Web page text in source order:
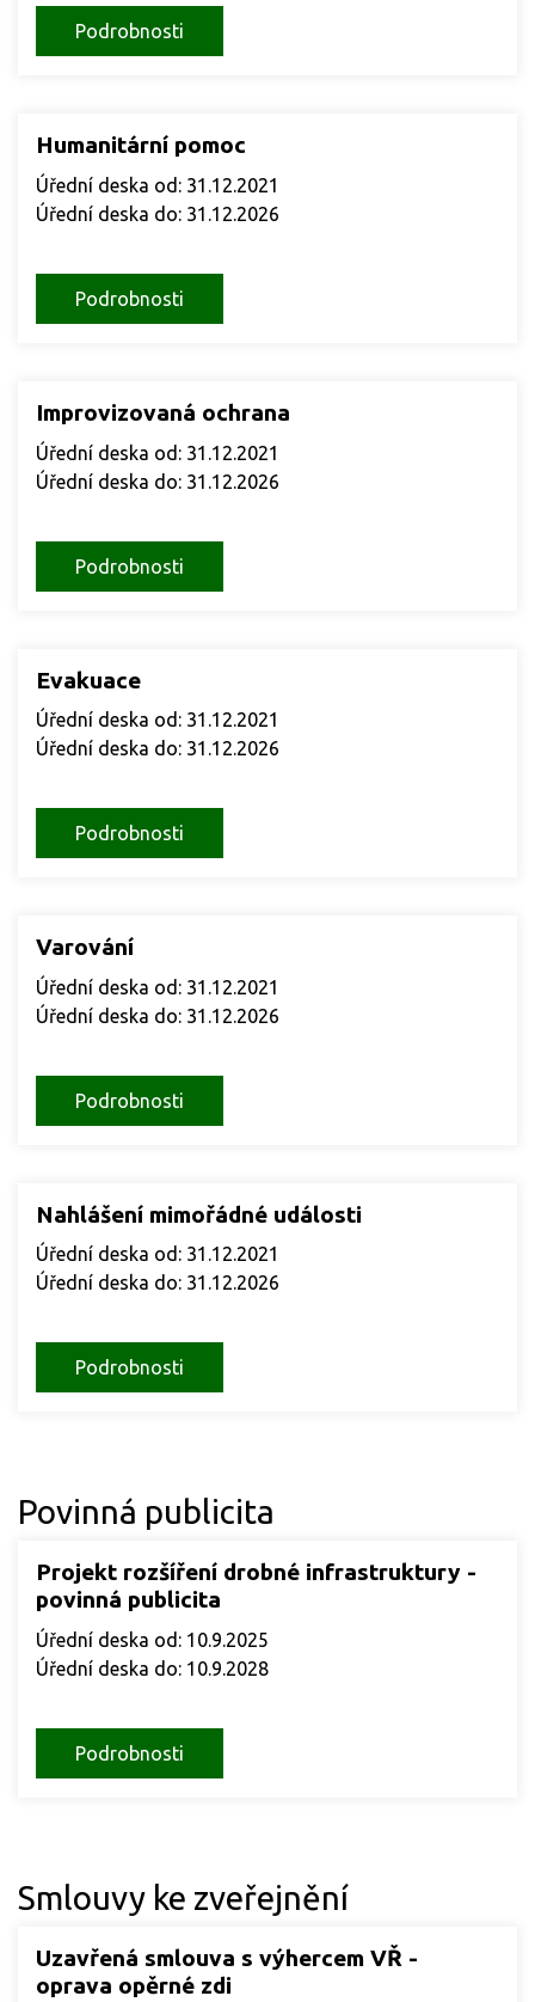
Podrobnosti
Humanitární pomoc
Úřední deska od: 31.12.2021
Úřední deska do: 31.12.2026
Podrobnosti
Improvizovaná ochrana
Úřední deska od: 31.12.2021
Úřední deska do: 31.12.2026
Podrobnosti
Evakuace
Úřední deska od: 31.12.2021
Úřední deska do: 31.12.2026
Podrobnosti
Varování
Úřední deska od: 31.12.2021
Úřední deska do: 31.12.2026
Podrobnosti
Nahlášení mimořádné události
Úřední deska od: 31.12.2021
Úřední deska do: 31.12.2026
Podrobnosti
Povinná publicita
Projekt rozšíření drobné infrastruktury -
povinná publicita
Úřední deska od: 10.9.2025
Úřední deska do: 10.9.2028
Podrobnosti
Smlouvy ke zveřejnění
Uzavřená smlouva s výhercem VŘ -
oprava opěrné zdi